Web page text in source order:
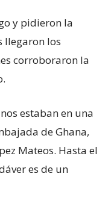
y pidieron la
llegaron los
corroboraron la
estaban en una
de Ghana,
Mateos. Hasta el
es de un